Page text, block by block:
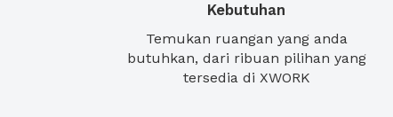
Kebutuhan
Temukan ruangan yang anda
butuhkan, dari ribuan pilihan yang
tersedia di XWORK